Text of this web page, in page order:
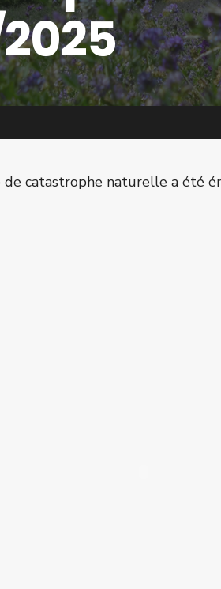
de catastrophe naturelle a été